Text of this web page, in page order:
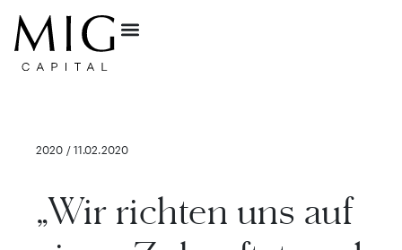
2020 / 11.02.2020
„Wir richten uns auf